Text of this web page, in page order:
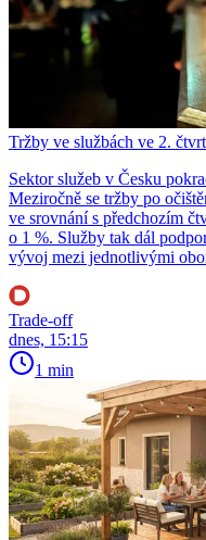
Tržby ve službách ve 2.
Sektor služeb v Česku
Meziročně se tržby po
ve srovnání s předchozím
o 1 %. Služby tak dál
vývoj mezi jednotlivými
Trade-off
dnes, 15:15
1 min